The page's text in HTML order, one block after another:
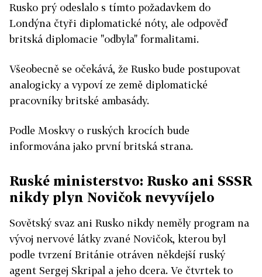
Rusko prý odeslalo s tímto požadavkem do
Londýna čtyři diplomatické nóty, ale odpověď
britská diplomacie "odbyla" formalitami.
Všeobecně se očekává, že Rusko bude postupovat
analogicky a vypoví ze země diplomatické
pracovníky britské ambasády.
Podle Moskvy o ruských krocích bude
informována jako první britská strana.
Ruské ministerstvo: Rusko ani SSSR
nikdy plyn Novičok nevyvíjelo
Sovětský svaz ani Rusko nikdy neměly program na
vývoj nervové látky zvané Novičok, kterou byl
podle tvrzení Británie otráven někdejší ruský
agent Sergej Skripal a jeho dcera. Ve čtvrtek to